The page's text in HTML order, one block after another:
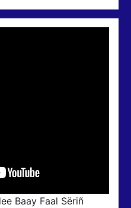
Baay Faal Sëriñ